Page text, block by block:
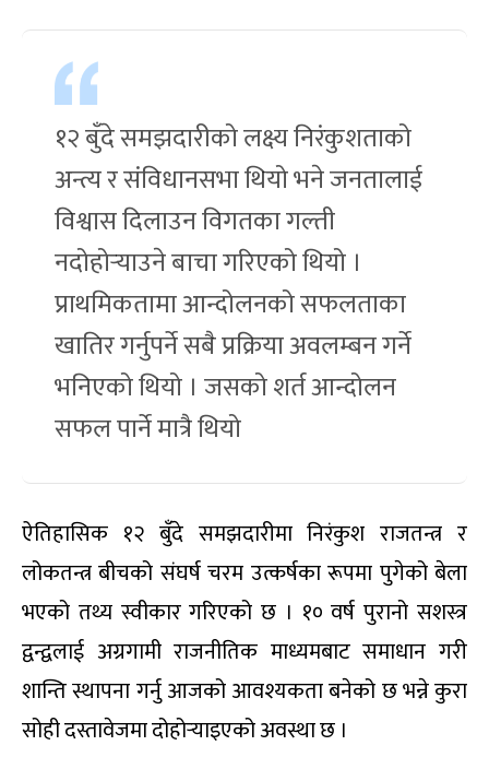
१२ बुँदे समझदारीको लक्ष्य निरंकुशताको
अन्त्य र संविधानसभा थियो भने जनतालाई
विश्वास दिलाउन विगतका गल्ती
नदोहोर्‍याउने बाचा गरिएको थियो ।
प्राथमिकतामा आन्दोलनको सफलताका
खातिर गर्नुपर्ने सबै प्रक्रिया अवलम्बन गर्ने
भनिएको थियो । जसको शर्त आन्दोलन
सफल पार्ने मात्रै थियो
ऐतिहासिक १२ बुँदे समझदारीमा निरंकुश राजतन्त्र र
लोकतन्त्र बीचको संघर्ष चरम उत्कर्षका रूपमा पुगेको बेला
भएको तथ्य स्वीकार गरिएको छ । १० वर्ष पुरानो सशस्त्र
द्वन्द्वलाई अग्रगामी राजनीतिक माध्यमबाट समाधान गरी
शान्ति स्थापना गर्नु आजको आवश्यकता बनेको छ भन्ने कुरा
सोही दस्तावेजमा दोहोर्‍याइएको अवस्था छ ।